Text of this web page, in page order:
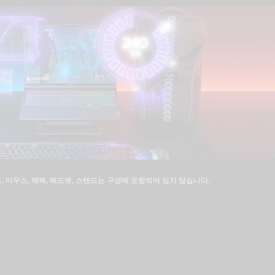
마우스, 백팩, 헤드셋, 스탠드는 구성에 포함되어 있지 않습니다.